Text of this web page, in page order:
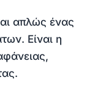
απλώς ένας
Είναι η